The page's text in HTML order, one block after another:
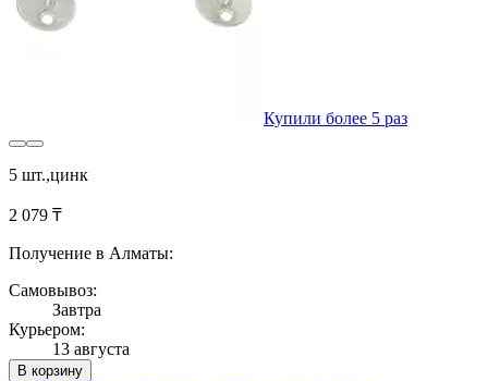
Купили более 5 раз
5 шт.,цинк
2 079 ₸
Получение в Алматы:
Самовывоз:
Завтра
Курьером:
13 августа
В корзину